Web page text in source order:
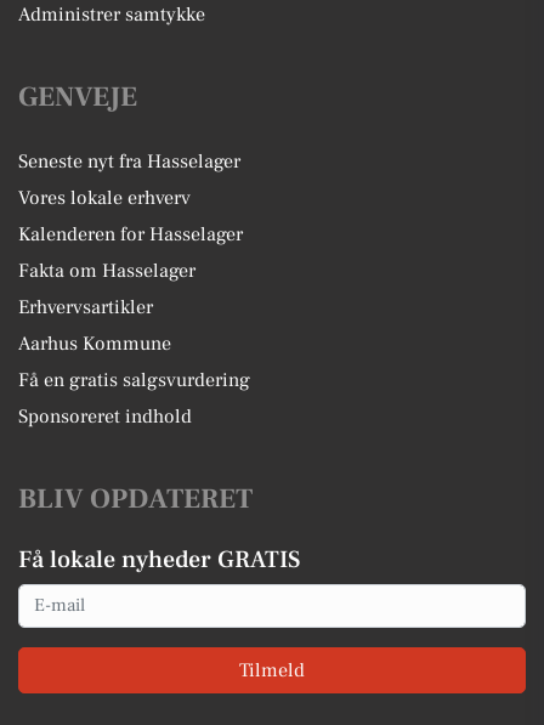
Administrer samtykke
GENVEJE
Seneste nyt fra Hasselager
Vores lokale erhverv
Kalenderen for Hasselager
Fakta om Hasselager
Erhvervsartikler
Aarhus Kommune
Få en gratis salgsvurdering
Sponsoreret indhold
BLIV OPDATERET
Få lokale nyheder GRATIS
Email
Tilmeld